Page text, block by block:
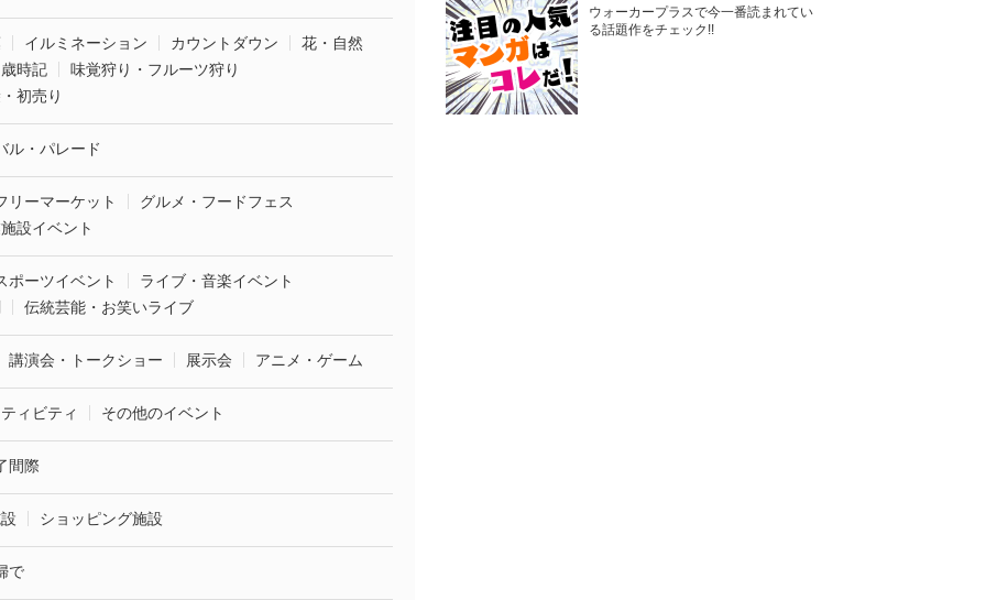
イルミネーション カウントダウン
花・自然
時記
味覚狩り・フルーツ狩り
初売り
ル・パレード
リーマーケット
グルメ・フードフェス
設イベント
ポーツイベント
ライブ・音楽イベント
伝統芸能・お笑いライブ
講演会・トークショー 展示会 アニメ・ゲーム
ィビティ その他のイベント
間際
ショッピング施設
で
ウォーカープラスで今一番読まれてい
る話題作をチェック!!